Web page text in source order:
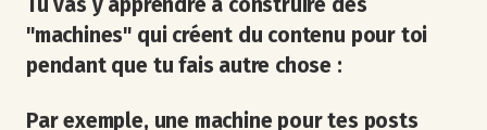
Tu vas y apprendre à construire des
"machines" qui créent du contenu pour toi
pendant que tu fais autre chose :
Par exemple, une machine pour tes posts